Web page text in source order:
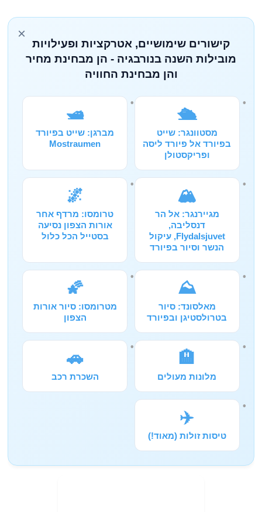
×
קישורים שימושיים, אטרקציות ופעילויות
מובילות השנה בנורבגיה - הן מבחינת מחיר
והן מבחינת החוויה
🛳️
מסטוונגר: שייט
בפיורד אל פיורד ליסה
ופריקסטולן
🛥️
מברגן: שייט בפיורד
Mostraumen
🏔️
מגיירנגר: אל הר
דנסליבה,
Flydalsjuvet, עיקול
הנשר וסיור בפיורד
🌌
טרומסו: מרדף אחר
אורות הצפון נסיעה
בסטייל הכל כלול
⛰️
מאלסונד: סיור
בטרולסטיגן ובפיורד
🌠
מטרומסו: סיור אורות
הצפון
🏨
מלונות מעולים
🚗
השכרת רכב
✈️
טיסות זולות (מאוד!)